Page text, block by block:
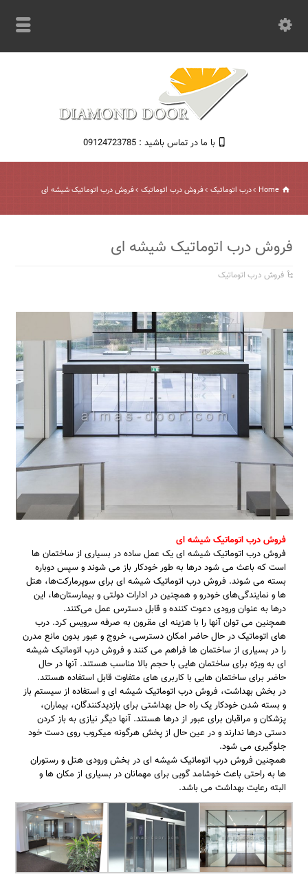
با ما در تماس باشید : 09124723785
Home درب اتوماتیک فروش درب اتوماتیک فروش درب اتوماتیک شیشه ای
فروش درب اتوماتیک شیشه ای
فروش درب اتوماتیک
فروش درب اتوماتیک شیشه ای
فروش درب اتوماتیک شیشه ای یک عمل ساده در بسیاری از ساختمان ها
است که باعث می شود درها به طور خودکار باز می شوند و سپس دوباره
بسته می شوند. فروش درب اتوماتیک شیشه ای برای سوپرمارکت‌ها، هتل
ها و نمایندگی‌های خودرو و همچنین در ادارات دولتی و بیمارستان‌ها، این
درها به عنوان ورودی دعوت کننده و قابل دسترس عمل می‌کنند.
همچنین می توان آنها را با هزینه ای مقرون به صرفه سرویس کرد. درب
های اتوماتیک در حال حاضر امکان دسترسی، خروج و عبور بدون مانع مدرن
را در بسیاری از ساختمان ها فراهم می کنند و فروش درب اتوماتیک شیشه
ای به ویژه برای ساختمان هایی با حجم بالا مناسب هستند. آنها در حال
حاضر برای ساختمان هایی با کاربری های متفاوت قابل استفاده هستند.
در بخش بهداشت، فروش درب اتوماتیک شیشه ای و استفاده از سیستم باز
و بسته شدن خودکار یک راه حل بهداشتی برای بازدیدکنندگان، بیماران،
پزشکان و مراقبان برای عبور از درها هستند. آنها دیگر نیازی به باز کردن
دستی درها ندارند و در عین حال از پخش هرگونه میکروب روی دست خود
جلوگیری می شود.
همچنین فروش درب اتوماتیک شیشه ای در بخش ورودی هتل و رستوران
ها به راحتی باعث خوشامد گویی برای مهمانان در بسیاری از مکان ها و
البته رعایت بهداشت می باشد.